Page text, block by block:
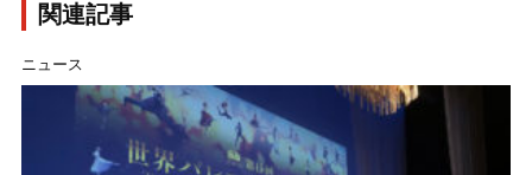
関連記事
ニュース